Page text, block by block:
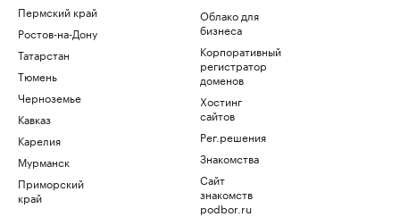
Пермский край
Ростов-на-Дону
Татарстан
Тюмень
Черноземье
Кавказ
Карелия
Мурманск
Приморский
край
Облако для
бизнеса
Корпоративный
регистратор
доменов
Хостинг
сайтов
Рег.решения
Знакомства
Сайт
знакомств
podbor.ru